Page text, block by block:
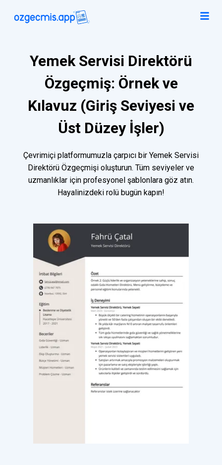
Yemek Servisi Direktörü
Özgeçmiş: Örnek ve
Kılavuz (Giriş Seviyesi ve
Üst Düzey İşler)
Çevrimiçi platformumuzla çarpıcı bir Yemek Servisi
Direktörü Özgeçmişi oluşturun. Tüm seviyeler ve
uzmanlıklar için profesyonel şablonlara göz atın.
Hayalinizdeki rolü bugün kapın!